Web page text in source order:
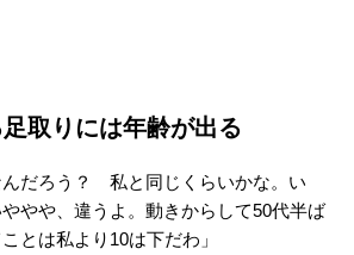
取りには年齢が出る
んだろう？ 私と同じくらいかな。い
やや、違うよ。動きからして50代半ば
とは私より10は下だわ」